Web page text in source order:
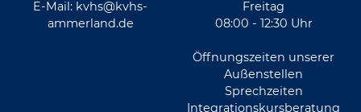
E-Mail: kvhs@kvhs-
ammerland.de
Freitag
08:00 - 12:30 Uhr
Öffnungszeiten unserer
Außenstellen
Sprechzeiten
Integrationskursberatung